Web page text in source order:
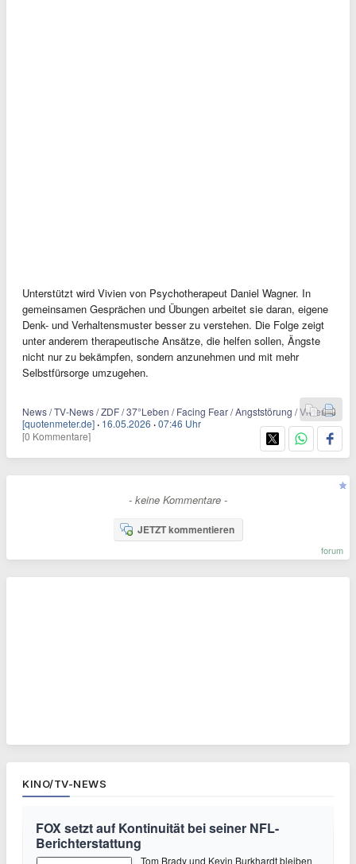
Unterstützt wird Vivien von Psychotherapeut Daniel Wagner. In
gemeinsamen Gesprächen und Übungen arbeitet sie daran, eigene
Denk- und Verhaltensmuster besser zu verstehen. Die Folge zeigt
unter anderem therapeutische Ansätze, die helfen sollen, Ängste
nicht nur zu bekämpfen, sondern anzunehmen und mit mehr
Selbstfürsorge umzugehen.
News / TV-News / ZDF / 37°Leben / Facing Fear / Angststörung / Vivien
[quotenmeter.de] · 16.05.2026 ·07:46 Uhr
[0 Kommentare]
- keine Kommentare -
JETZT kommentieren
forum
KINO/TV-NEWS
FOX setzt auf Kontinuität bei seiner NFL-
Berichterstattung
Tom Brady und Kevin Burkhardt bleiben